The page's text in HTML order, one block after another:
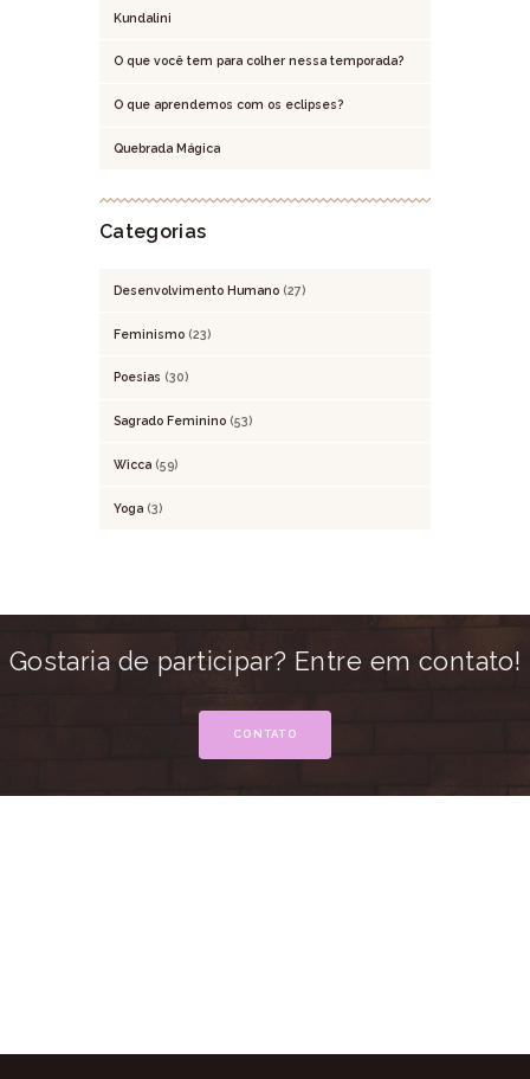
Kundalini
O que você tem para colher nessa temporada?
O que aprendemos com os eclipses?
Quebrada Mágica
Categorias
Desenvolvimento Humano(27)
Feminismo(23)
Poesias (30)
Sagrado Feminino(53)
Wicca(59)
Yoga(3)
Gostaria de participar? Entre em contato!
CONTATO